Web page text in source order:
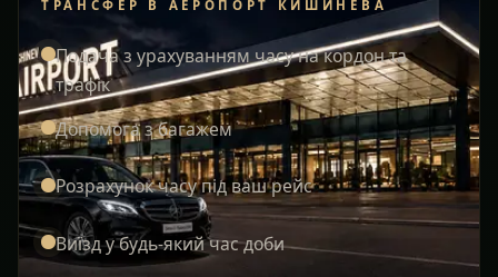
ТРАНСФЕР В АЕРОПОРТ КИШИНЕВА
Подача з урахуванням часу на кордон та
трафік
Допомога з багажем
Розрахунок часу під ваш рейс
Виїзд у будь-який час доби